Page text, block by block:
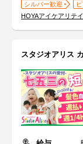
シルバー歓迎
HOYAアイケアリテ
スタジオアリス